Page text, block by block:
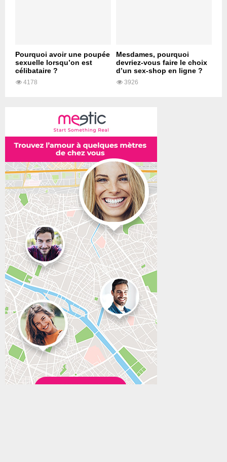
Pourquoi avoir une poupée
sexuelle lorsqu’on est
célibataire ?
4178
Mesdames, pourquoi
devriez-vous faire le choix
d’un sex-shop en ligne ?
3926